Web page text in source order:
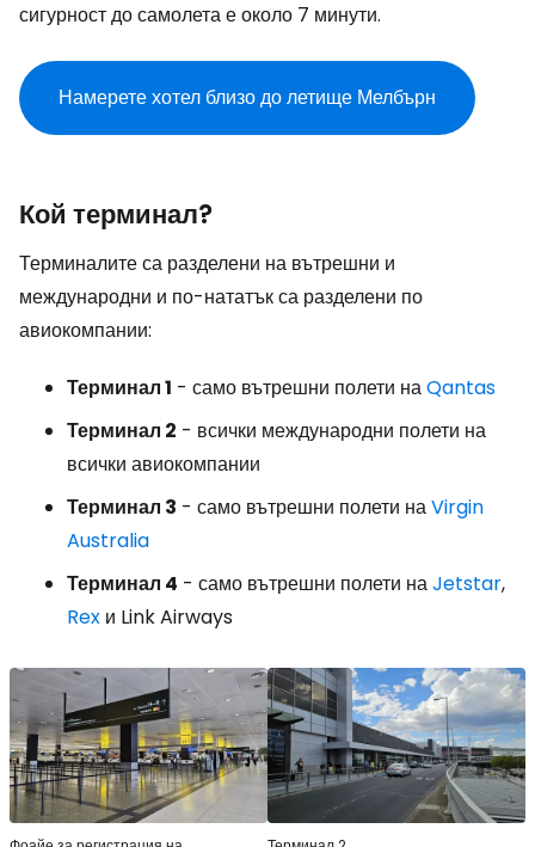
сигурност до самолета е около 7 минути.
Намерете хотел близо до летище Мелбърн
Кой терминал?
Терминалите са разделени на вътрешни и
международни и по-нататък са разделени по
авиокомпании:
Терминал 1 - само вътрешни полети наQantas
Терминал 2 - всички международни полети на
всички авиокомпании
Терминал 3 - само вътрешни полети наVirgin
Australia
Терминал 4 - само вътрешни полети наJetstar,
Rex и Link Airways